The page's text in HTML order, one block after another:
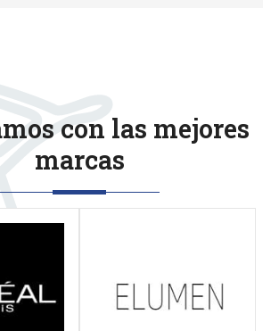
con las mejores
marcas